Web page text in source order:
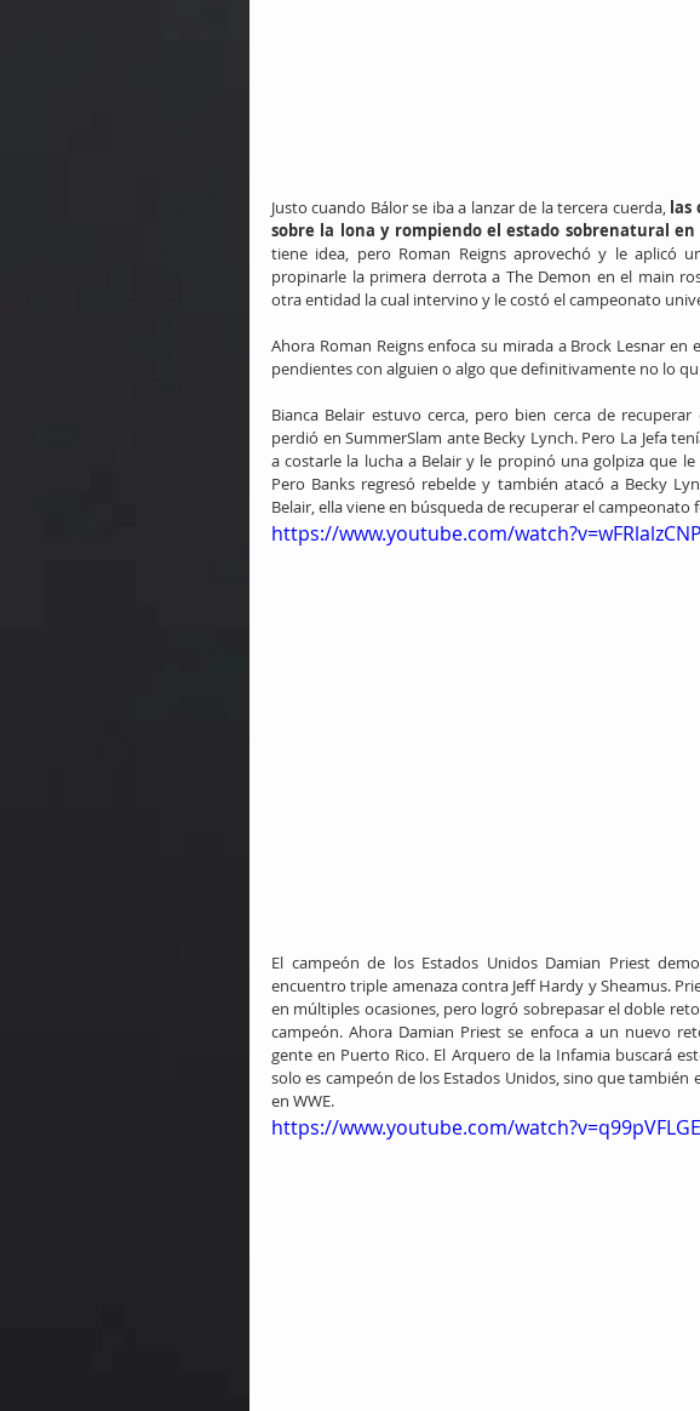
Justo cuando Bálor se iba a lanzar de la tercera cuerda, las
sobre la lona y rompiendo el estado sobrenatural
tiene idea, pero Roman Reigns aprovechó y le aplicó
propinarle la primera derrota a The Demon en el main
otra entidad la cual intervino y le costó el campeonato
Ahora Roman Reigns enfoca su mirada a Brock Lesnar
pendientes con alguien o algo que definitivamente no lo
Bianca Belair estuvo cerca, pero bien cerca de
perdió en SummerSlam ante Becky Lynch. Pero La Jefa
a costarle la lucha a Belair y le propinó una golpiza que
Pero Banks regresó rebelde y también atacó a Becky
Belair, ella viene en búsqueda de recuperar el campeonato
https://www.youtube.com/
El campeón de los Estados Unidos Damian Priest
encuentro triple amenaza contra Jeff Hardy y Sheamus.
en múltiples ocasiones, pero logró sobrepasar el doble
campeón. Ahora Damian Priest se enfoca a un nuevo
gente en Puerto Rico. El Arquero de la Infamia buscará
solo es campeón de los Estados Unidos, sino que
en WWE.
https://www.youtube.com/